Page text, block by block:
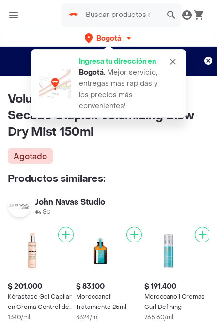
Bogotá
Ingresa tu dirección en
Bogotá. Mejor servicio,
entregas más rápidas y
los precios más
convenientes!
envíos gratis por semanas
Aplican TyC
Volumen Y Protección Para El
Secado Olaplex Volumizing Blow
Dry Mist 150ml
Agotado
Productos similares:
John Navas Studio
$0
$ 201.000
Kérastase Gel Capilar
en Crema Control de
Rizos
1340/ml
$ 83.100
Moroccanoil
Tratamiento 25ml
3324/ml
$ 191.400
Moroccanoil Cremas
Curl Defining
765.60/ml